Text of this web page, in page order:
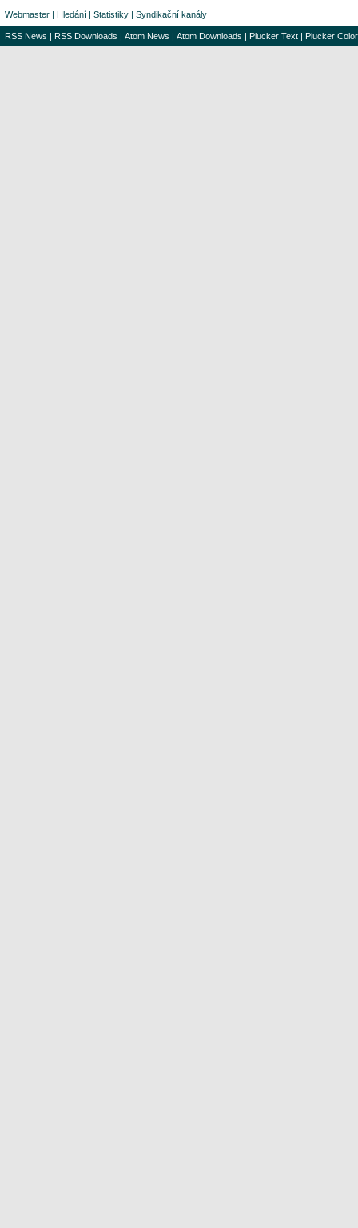
Webmaster | Hledání | Statistiky | Syndikační kanály
RSS News | RSS Downloads | Atom News | Atom Downloads | Plucker Text | Plucker Color